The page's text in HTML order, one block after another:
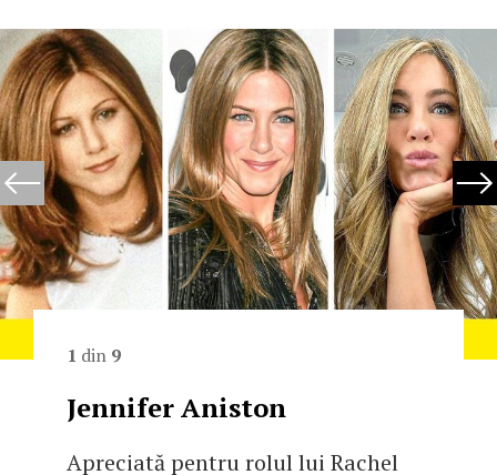
1 din 9
Jennifer Aniston
Apreciată pentru rolul lui Rachel